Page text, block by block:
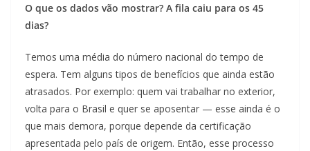
O que os dados vão mostrar? A fila caiu para os 45
dias?
Temos uma média do número nacional do tempo de
espera. Tem alguns tipos de benefícios que ainda estão
atrasados. Por exemplo: quem vai trabalhar no exterior,
volta para o Brasil e quer se aposentar — esse ainda é o
que mais demora, porque depende da certificação
apresentada pelo país de origem. Então, esse processo